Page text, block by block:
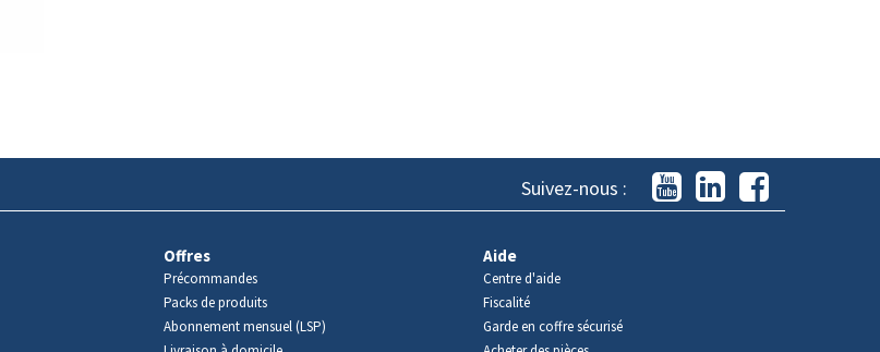
Suivez-nous :
Offres
Précommandes
Packs de produits
Abonnement mensuel (LSP)
Aide
Centre d'aide
Fiscalité
Garde en coffre sécurisé